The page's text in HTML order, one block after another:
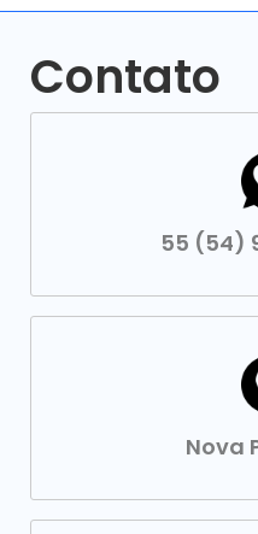
Contato
55 (54)
Nova